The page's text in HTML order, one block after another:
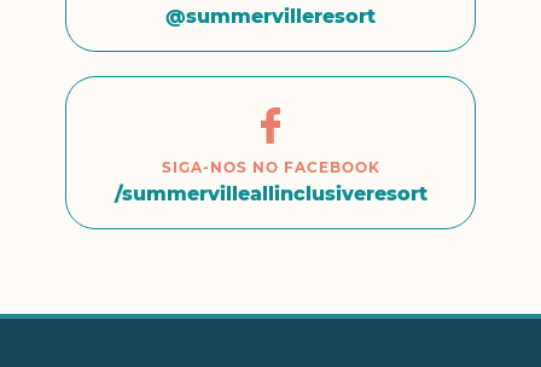
@summervilleresort
SIGA-NOS NO FACEBOOK
/summervilleallinclusiveresort